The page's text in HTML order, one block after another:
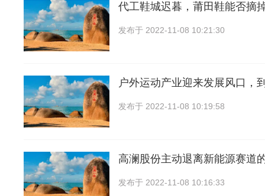
代工鞋城迟暮，莆田鞋能否摘
发布于 2022-11-08 10:21:30
户外运动产业迎来发展风口，
发布于 2022-11-08 10:19:58
高澜股份主动退离新能源赛道
发布于 2022-11-08 10:16:33